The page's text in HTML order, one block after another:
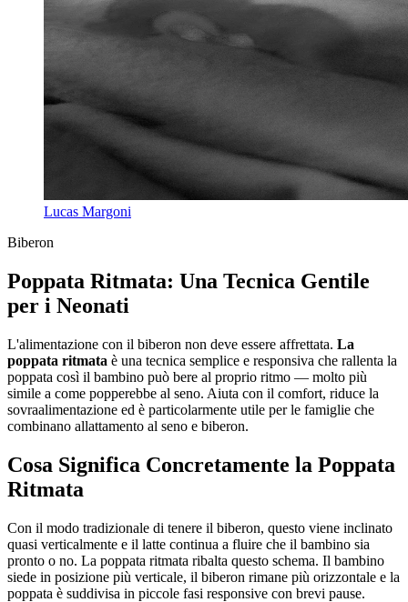
Lucas Margoni
Biberon
Poppata Ritmata: Una Tecnica Gentile
per i Neonati
L'alimentazione con il biberon non deve essere affrettata. La
poppata ritmata è una tecnica semplice e responsiva che rallenta la
poppata così il bambino può bere al proprio ritmo — molto più
simile a come popperebbe al seno. Aiuta con il comfort, riduce la
sovraalimentazione ed è particolarmente utile per le famiglie che
combinano allattamento al seno e biberon.
Cosa Significa Concretamente la Poppata
Ritmata
Con il modo tradizionale di tenere il biberon, questo viene inclinato
quasi verticalmente e il latte continua a fluire che il bambino sia
pronto o no. La poppata ritmata ribalta questo schema. Il bambino
siede in posizione più verticale, il biberon rimane più orizzontale e la
poppata è suddivisa in piccole fasi responsive con brevi pause.